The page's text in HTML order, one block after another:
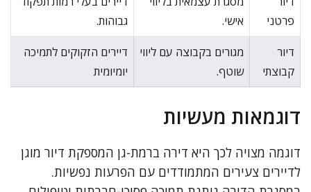
פרטני
אישי.
גבוהות.
דיור
קבוצתי
מגורים בקבוצה עם ליווי
שוטף.
דיירים הזקוקים לתמיכה
יומיומית
דוגמאות מעשיות
דוגמה מצויה לכך היא דירה ברמת-גן המספקת דיור מוגן
לדיירים צעירים המתמודדים עם הפרעות נפשיות.